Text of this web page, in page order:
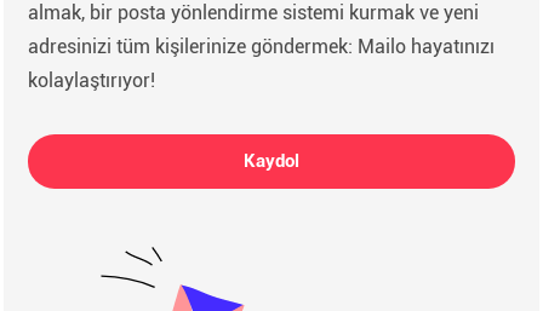
almak, bir posta yönlendirme sistemi kurmak ve yeni
adresinizi tüm kişilerinize göndermek: Mailo hayatınızı
kolaylaştırıyor!
Kaydol